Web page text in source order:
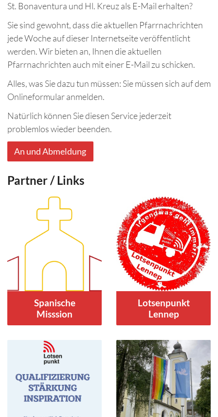
St. Bonaventura und Hl. Kreuz als E-Mail erhalten?
Sie sind gewohnt, dass die aktuellen Pfarrnachrichten
jede Woche auf dieser Internetseite veröffentlicht
werden. Wir bieten an, Ihnen die aktuellen
Pfarrnachrichten auch mit einer E-Mail zu schicken.
Alles, was Sie dazu tun müssen: Sie müssen sich auf dem
Onlineformular anmelden.
Natürlich können Sie diesen Service jederzeit
problemlos wieder beenden.
An und Abmeldung
Partner / Links
Spanische
Misssion
Lotsenpunkt
Lennep